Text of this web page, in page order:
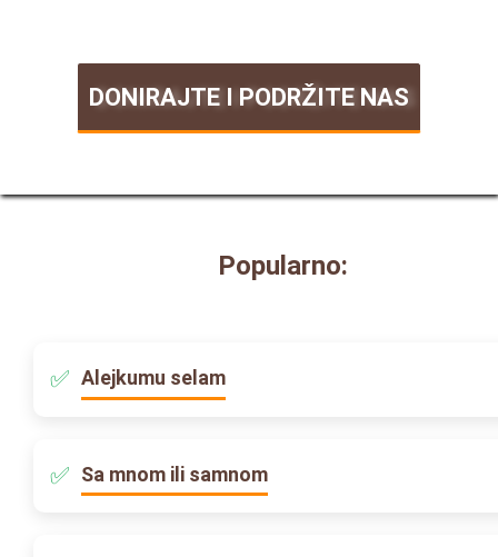
DONIRAJTE I PODRŽITE NAS
Popularno:
Alejkumu selam
Sa mnom ili samnom